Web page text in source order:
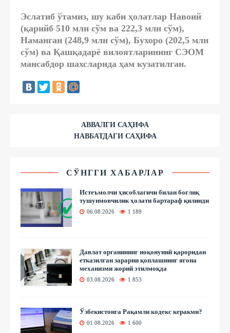
Эслатиб ўтамиз, шу каби ҳолатлар Навоий
(қарийб 510 млн сўм ва 222,3 млн сўм),
Наманган (248,9 млн сўм), Бухоро (202,5 млн
сўм) ва Қашқадарё вилоятларининг СЭОМ
мансабдор шахсларида ҳам кузатилган.
АВВАЛГИ САҲИФА
НАВБАТДАГИ САҲИФА
СЎНГГИ ХАБАРЛАР
Истеъмолчи ҳисоблагичи билан боғлиқ
тушунмовчилик ҳолати бартараф қилинди
06.08.2026 1 189
Давлат органининг ноқонуний қароридан
етказилган зарарни қоплашнинг ягона
механизми жорий этилмоқда
03.08.2026 1 853
Ўзбекистонга Рақамли кодекс керакми?
01.08.2026 1 600